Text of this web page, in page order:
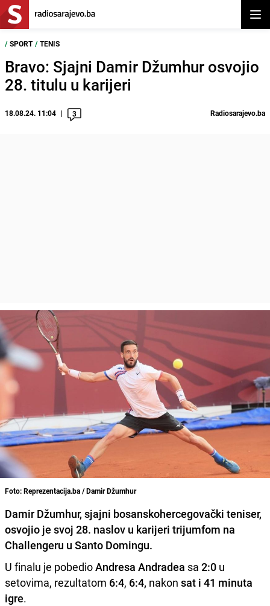
/ SPORT / TENIS
Bravo: Sjajni Damir Džumhur osvojio
28. titulu u karijeri
18.08.24. 11:04 3 Radiosarajevo.ba
Foto: Reprezentacija.ba / Damir Džumhur
Damir Džumhur, sjajni bosanskohercegovački teniser,
osvojio je svoj 28. naslov u karijeri trijumfom na
Challengeru u Santo Domingu.
U finalu je pobedioAndresa Andradea sa 2:0 u
setovima, rezultatom 6:4, 6:4, nakon sat i 41 minuta
igre.